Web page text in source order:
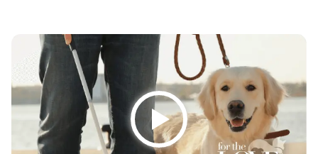
Play